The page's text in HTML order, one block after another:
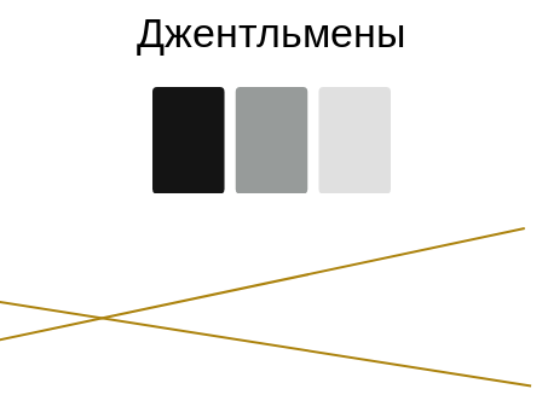
Джентльмены